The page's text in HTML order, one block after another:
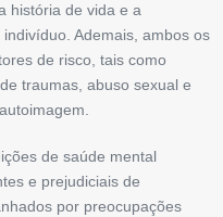
história de vida e a
Ademais, ambos os
de risco, tais como
traumas, abuso sexual e
de saúde mental
e prejudiciais de
por preocupações